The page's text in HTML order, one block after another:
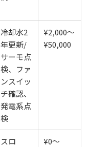
冷却水2
年更新/
サーモ点
検、ファ
ンスイッ
チ確認、
発電系点
検
¥2,000〜
¥50,000
スロ
¥0〜